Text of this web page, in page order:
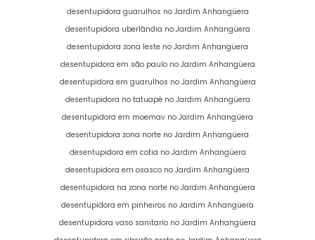
desentupidora guarulhos no Jardim Anhangüera
desentupidora uberlândia no Jardim Anhangüera
desentupidora zona leste no Jardim Anhangüera
desentupidora em são paulo no Jardim Anhangüera
desentupidora em guarulhos no Jardim Anhangüera
desentupidora no tatuapé no Jardim Anhangüera
desentupidora em moemav no Jardim Anhangüera
desentupidora zona norte no Jardim Anhangüera
desentupidora em cotia no Jardim Anhangüera
desentupidora em osasco no Jardim Anhangüera
desentupidora na zona norte no Jardim Anhangüera
desentupidora em pinheiros no Jardim Anhangüera
desentupidora vaso sanitario no Jardim Anhangüera